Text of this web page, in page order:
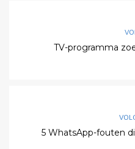
TV-programma
5 WhatsApp-fouten